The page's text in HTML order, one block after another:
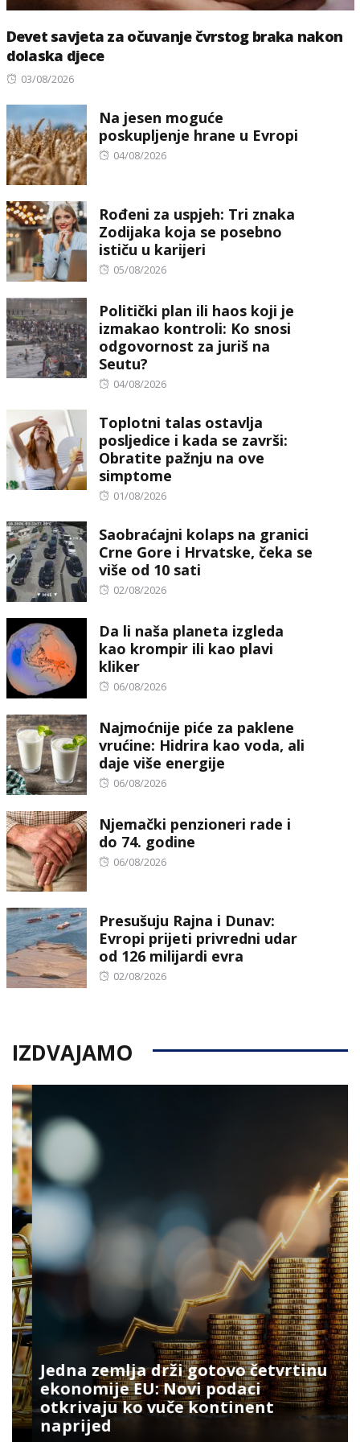
Devet savjeta za očuvanje čvrstog braka nakon
dolaska djece
Posted
03/08/2026
Na jesen moguće
poskupljenje hrane u Evropi
Posted
04/08/2026
Rođeni za uspjeh: Tri znaka
Zodijaka koja se posebno
ističu u karijeri
Posted
05/08/2026
Politički plan ili haos koji je
izmakao kontroli: Ko snosi
odgovornost za juriš na
Seutu?
Posted
04/08/2026
Toplotni talas ostavlja
posljedice i kada se završi:
Obratite pažnju na ove
simptome
Posted
01/08/2026
Saobraćajni kolaps na granici
Crne Gore i Hrvatske, čeka se
više od 10 sati
Posted
02/08/2026
Da li naša planeta izgleda
kao krompir ili kao plavi
kliker
Posted
06/08/2026
Najmoćnije piće za paklene
vrućine: Hidrira kao voda, ali
daje više energije
Posted
06/08/2026
Njemački penzioneri rade i
do 74. godine
Posted
06/08/2026
Presušuju Rajna i Dunav:
Evropi prijeti privredni udar
od 126 milijardi evra
Posted
02/08/2026
IZDVAJAMO
Jedna zemlja drži gotovo četvrtinu
ekonomije EU: Novi podaci
otkrivaju ko vuče kontinent
naprijed